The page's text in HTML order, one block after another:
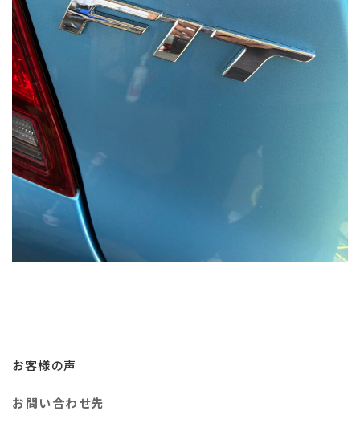
お客様の声
お問い合わせ先